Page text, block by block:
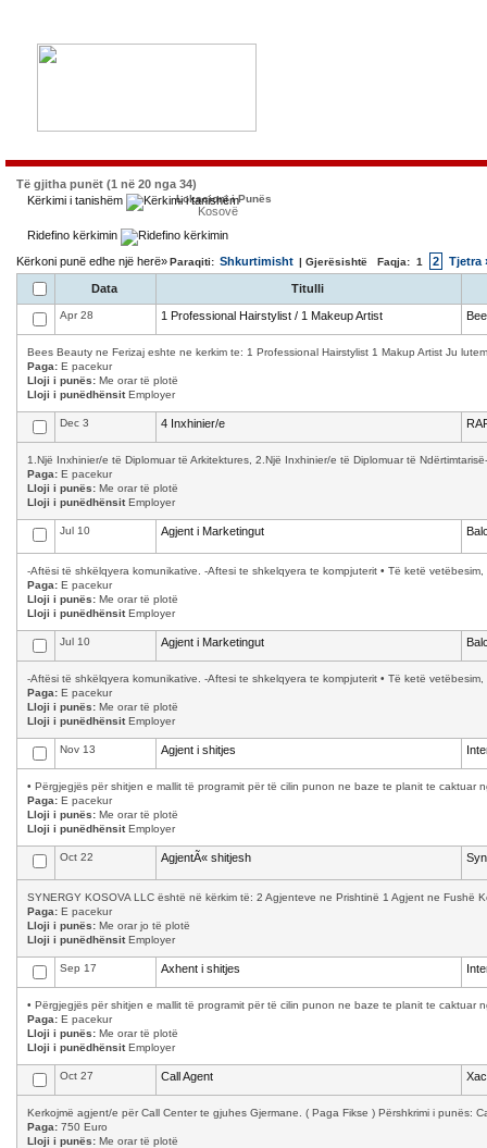
Të gjitha punët (1 në 20 nga 34)
Kërkimi i tanishëm
Lokacioni i Punës
Kosovë
Ridefino kërkimin
Kërkoni punë edhe një herë»Paraqiti: Shkurtimisht | Gjerësishtë Faqja: 1 2 Tjetra
Data Titulli
Apr 28 1 Professional Hairstylist / 1 Makeup Artist
Bees Beauty ne Ferizaj eshte ne kerkim te: 1 Professional Hairstylist 1 Makup Artist Ju
Paga: E pacekur
Lloji i punës: Me orar të plotë
Lloji i punëdhënsitEmployer
Dec 3 4 Inxhinier/e
1.Një Inxhinier/e të Diplomuar të Arkitektures, 2.Një Inxhinier/e të Diplomuar të
Paga: E pacekur
Lloji i punës: Me orar të plotë
Lloji i punëdhënsitEmployer
Jul 10 Agjent i Marketingut
-Aftësi të shkëlqyera komunikative. -Aftesi te shkelqyera te kompjuterit • Të ketë
Paga: E pacekur
Lloji i punës: Me orar të plotë
Lloji i punëdhënsitEmployer
Jul 10 Agjent i Marketingut
-Aftësi të shkëlqyera komunikative. -Aftesi te shkelqyera te kompjuterit • Të ketë
Paga: E pacekur
Lloji i punës: Me orar të plotë
Lloji i punëdhënsitEmployer
Nov 13 Agjent i shitjes
• Përgjegjës për shitjen e mallit të programit për të cilin punon ne baze te planit te caktuar
Paga: E pacekur
Lloji i punës: Me orar të plotë
Lloji i punëdhënsitEmployer
Oct 22 AgjentÃ« shitjesh
SYNERGY KOSOVA LLC është në kërkim të: 2 Agjenteve ne Prishtinë 1 Agjent ne Fushë
Paga: E pacekur
Lloji i punës: Me orar jo të plotë
Lloji i punëdhënsitEmployer
Sep 17 Axhent i shitjes
• Përgjegjës për shitjen e mallit të programit për të cilin punon ne baze te planit te caktuar
Paga: E pacekur
Lloji i punës: Me orar të plotë
Lloji i punëdhënsitEmployer
Oct 27 Call Agent
Kerkojmë agjent/e për Call Center te gjuhes Gjermane. ( Paga Fikse ) Përshkrimi i punës:
Paga: 750 Euro
Lloji i punës: Me orar të plotë